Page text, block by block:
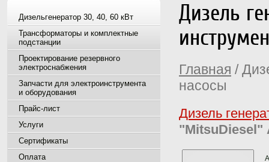
Дизельгенератор 30, 40, 60 кВт
Трансформаторы и комплектные
подстанции
Проектирование резервного
электроснабжения
Запчасти для электроинструмента
и оборудования
Прайс-лист
Услуги
Сертификаты
Оплата
Дизель
Главная /
насосы
Дизель
"MitsuDiesel"